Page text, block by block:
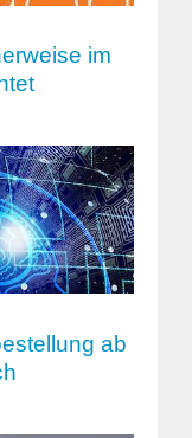
im
ab